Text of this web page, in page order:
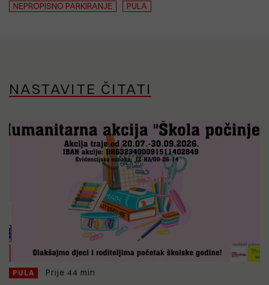
NEPROPISNO PARKIRANJE
PULA
NASTAVITE ČITATI
PULA Prije 44 min